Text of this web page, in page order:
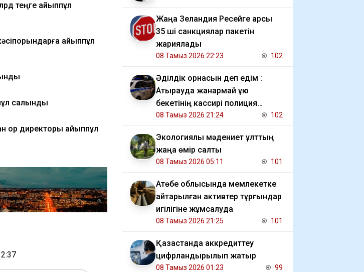
теңге айыппұл
айыппұл
салынды
қор директоры айыппұл
Жаңа Зеландия Ресейге қарсы
35 ші санкциялар пакетін
жариялады
08 Тамыз 2026 22:23 102
Әділдік орнасын деп едім :
Атырауда жанармай құю
бекетінің кассирі полиция
шақырғаны үшін жазаланғанын
08 Тамыз 2026 21:24 102
Экологиялық мәдениет ұлттың
жаңа өмір салты
08 Тамыз 2026 05:11 101
​Ақтөбе облысында мемлекетке
қайтарылған активтер тұрғындар
игілігіне жұмсалуда
08 Тамыз 2026 21:25 101
Қазақстанда аккредиттеу
цифрландырылып жатыр
08 Тамыз 2026 01:23 99